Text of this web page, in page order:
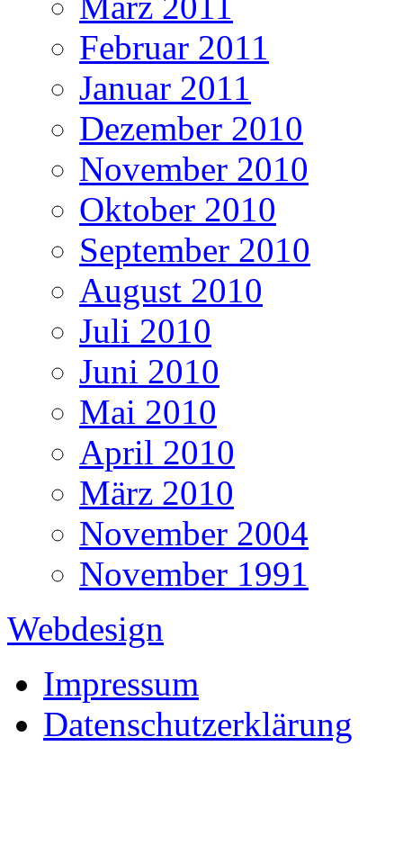
Februar 2011
Januar 2011
Dezember 2010
November 2010
Oktober 2010
September 2010
August 2010
Juli 2010
Juni 2010
Mai 2010
April 2010
März 2010
November 2004
November 1991
Webdesign
Impressum
Datenschutzerklärung